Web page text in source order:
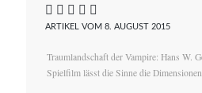
    
ARTIKEL VOM 8. AUGUST 2015
Traumlandschaft der Vampire: Hans W.
Spielfilm lässt die Sinne die